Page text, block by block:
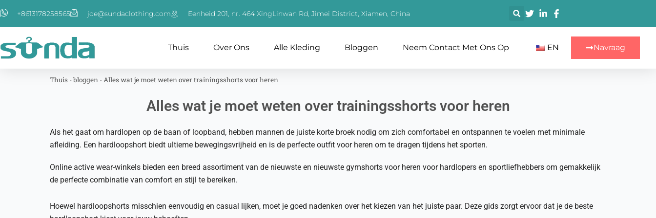
naar
inhoud
+8613178258565 joe@sundaclothing.com Eenheid 201, nr. 464 XingLinwan Rd, Jimei District, Xiamen, China 搜
索
Thuis Over Ons Alle Kleding Bloggen Neem Contact Met Ons Op EN Navraag
Thuis -bloggen -Alles wat je moet weten over trainingsshorts voor heren
Alles wat je moet weten over trainingsshorts voor heren
Als het gaat om hardlopen op de baan of loopband, hebben mannen de juiste korte broek nodig om zich comfortabel en ontspannen te voelen met minimale
afleiding. Een hardloopshort biedt ultieme bewegingsvrijheid en is de perfecte outfit voor heren om te dragen tijdens het sporten.
Online active wear-winkels bieden een breed assortiment van de nieuwste en nieuwste gymshorts voor heren voor hardlopers en sportliefhebbers om gemakkelijk
de perfecte combinatie van comfort en stijl te bereiken.
Hoewel hardloopshorts misschien eenvoudig en casual lijken, moet je goed nadenken over het kiezen van het juiste paar. Deze gids zorgt ervoor dat je de beste